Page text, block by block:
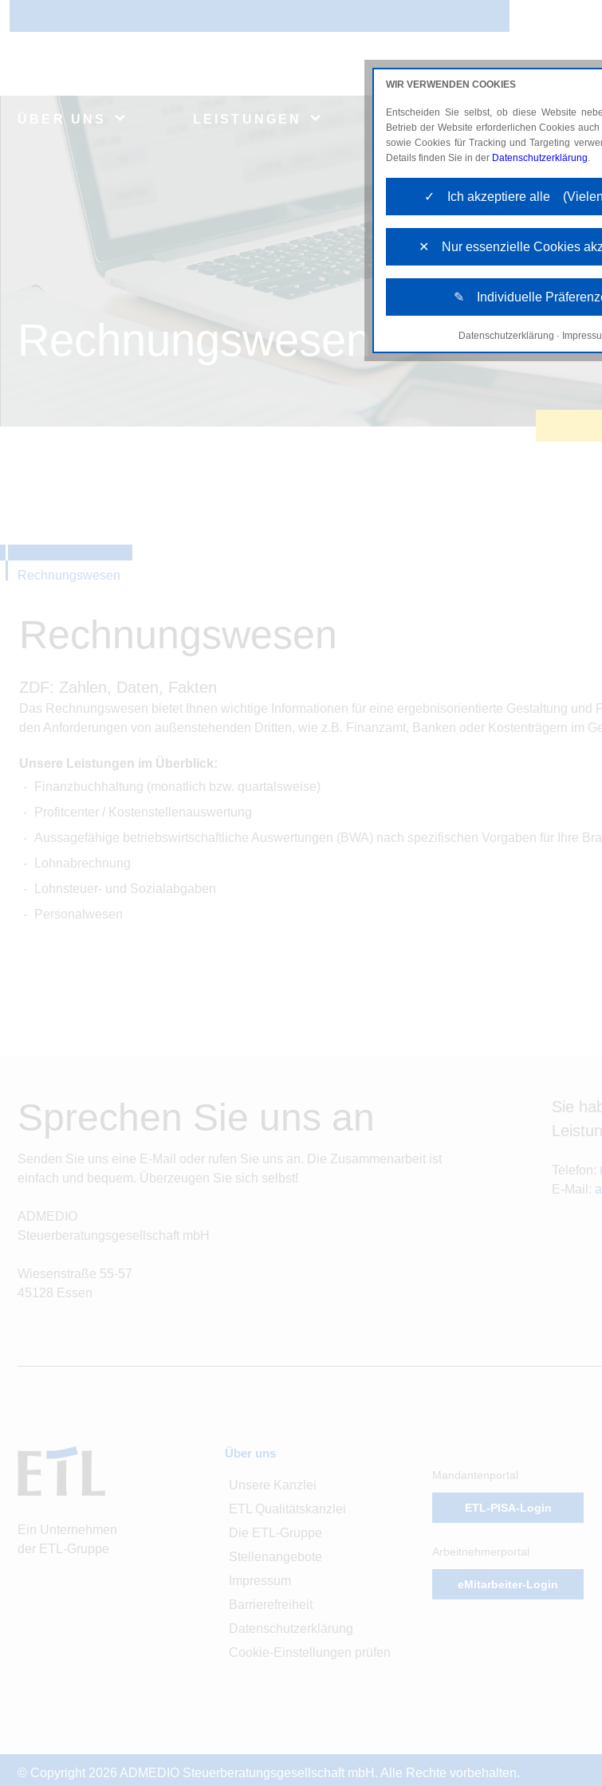
ÜBER UNS LEISTUNGEN AKTUELLES
Rechnungswesen
Rechnungswesen
Rechnungswesen
ZDF: Zahlen, Daten, Fakten
Das Rechnungswesen bietet Ihnen wichtige Informationen für eine ergebnisorientierte Gestaltung
den Anforderungen von außenstehenden Dritten, wie z.B. Finanzamt, Banken oder Kostenträgern im
Unsere Leistungen im Überblick:
Finanzbuchhaltung (monatlich bzw. quartalsweise)
Profitcenter / Kostenstellenauswertung
Aussagefähige betriebswirtschaftliche Auswertungen (BWA) nach spezifischen Vorgaben für Ihre
Lohnabrechnung
Lohnsteuer- und Sozialabgaben
Personalwesen
Sprechen Sie uns an
Senden Sie uns eine E-Mail oder rufen Sie uns an. Die Zusammenarbeit ist
einfach und bequem. Überzeugen Sie sich selbst!
ADMEDIO
Steuerberatungsgesellschaft mbH
Wiesenstraße 55-57
45128 Essen
Sie
Telefon:
E-Mail:
Ein Unternehmen
der ETL-Gruppe
Über uns
Unsere Kanzlei
ETL Qualitätskanzlei
Die ETL-Gruppe
Stellenangebote
Impressum
Barrierefreiheit
Datenschutzerklärung
Cookie-Einstellungen prüfen
Mandantenportal
ETL-PISA-Login
Arbeitnehmerportal
eMitarbeiter-Login
© Copyright 2026 ADMEDIO Steuerberatungsgesellschaft mbH. Alle Rechte vorbehalten.
WIR VERWENDEN COOKIES
Entscheiden Sie selbst, ob diese Website
Betrieb der Website erforderlichen Cookies
sowie Cookies für Tracking und Targeting
Details finden Sie in der Datenschutzerklärung.
✓ Ich akzeptiere alle (Vielen
✕ Nur essenzielle Cookies
✎ Individuelle
Notwendige Cookies
Datenschutzerklärung ·